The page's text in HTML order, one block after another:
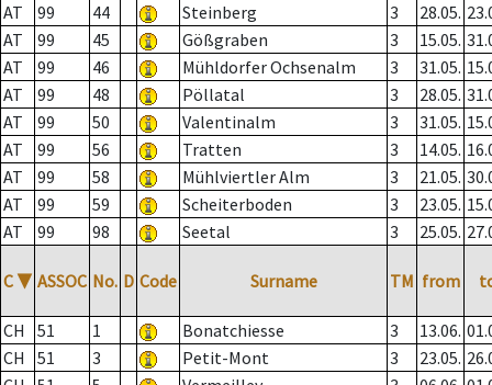
AT
99 44 Steinberg 3 28.05.
AT
99 45 Gößgraben 3 15.05.
AT
99 46 Mühldorfer Ochsenalm 3 31.05.
AT
99 48 Pöllatal 3 28.05.
AT
99 50 Valentinalm 3 31.05.
AT
99 56 Tratten 3 14.05.
AT
99 58 Mühlviertler Alm 3 21.05.
AT
99 59 Scheiterboden 3 23.05.
AT
99 98 Seetal 3 25.05.
C ▼ ASSOC No. D Code Surname TM from
CH 51 1 Bonatchiesse 3 13.06.
CH
51 3 Petit-Mont 3 23.05.